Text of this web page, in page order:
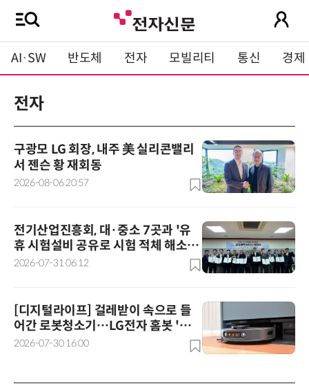
AI·SW 반도체 전자 모빌리티 통신 경제
전자
구광모 LG 회장, 내주 美 실리콘밸리
서 젠슨 황 재회동
2026-08-06 20:57
전기산업진흥회, 대·중소 7곳과 '유
휴 시험설비 공유로 시험 적체 해소'
물꼬
2026-07-31 06:12
[디지털라이프] 걸레받이 속으로 들
어간 로봇청소기…LG전자 홈봇 '로
니'
2026-07-30 16:00